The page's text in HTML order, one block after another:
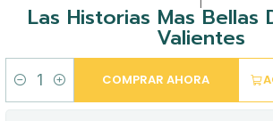
Las Historias Mas Bellas
Valientes
Cantidad
COMPRAR AHORA